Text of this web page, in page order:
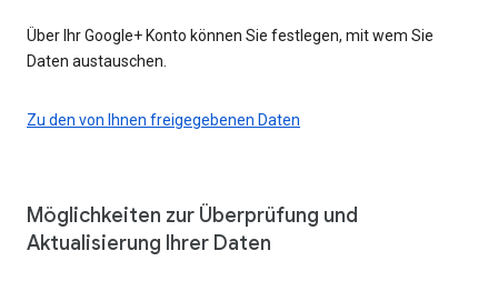
Über Ihr Google+ Konto können Sie festlegen, mit wem Sie
Daten austauschen.
Zu den von Ihnen freigegebenen Daten
Möglichkeiten zur Überprüfung und
Aktualisierung Ihrer Daten